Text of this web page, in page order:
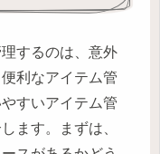
するのは、意外
利なアイテム管
すいアイテム管
ます。まずは、